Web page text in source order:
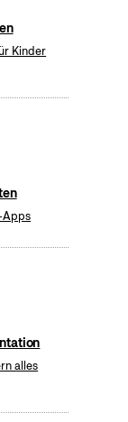
Kinder
Apps
alles